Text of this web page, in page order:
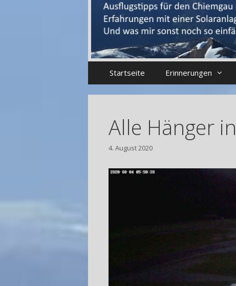
Startseite Erinnerungen
Alle Hänger
4. August 2020